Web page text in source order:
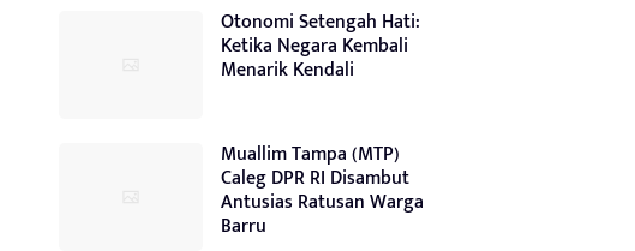
Otonomi Setengah Hati:
Ketika Negara Kembali
Menarik Kendali
Muallim Tampa (MTP)
Caleg DPR RI Disambut
Antusias Ratusan Warga
Barru